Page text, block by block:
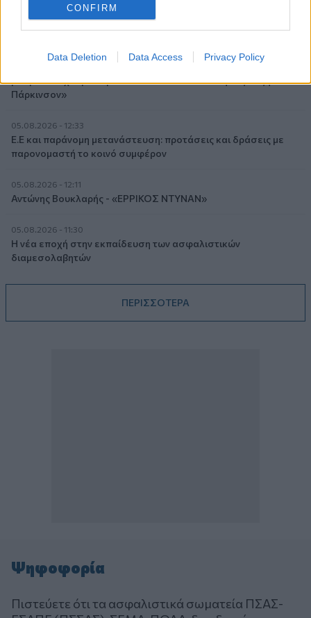
CONFIRM
Data Deletion Data Access Privacy Policy
Βαρδινογιάννη- Εξάρχου και ο διπλασιασμός των κερδών της
ΔΕΗ
05.08.2026 - 13:37
Randy Schekman, Νομπελίστας Ιατρικής: «Σε πέντε χρόνια
μπορεί να έχουμε θεραπεία που αναστέλλει την εξέλιξη του
Πάρκινσον»
05.08.2026 - 12:33
Ε.Ε και παράνομη μετανάστευση: προτάσεις και δράσεις με
παρονομαστή το κοινό συμφέρον
05.08.2026 - 12:11
Αντώνης Βουκλαρής - «ΕΡΡΙΚΟΣ ΝΤΥΝΑΝ»
05.08.2026 - 11:30
Η νέα εποχή στην εκπαίδευση των ασφαλιστικών
διαμεσολαβητών
ΠΕΡΙΣΣΟΤΕΡΑ
Ψηφοφορία
Πιστεύετε ότι τα ασφαλιστικά σωματεία ΠΣΑΣ-